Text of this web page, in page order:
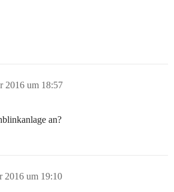
2016 um 18:57
an?
2016 um 19:10